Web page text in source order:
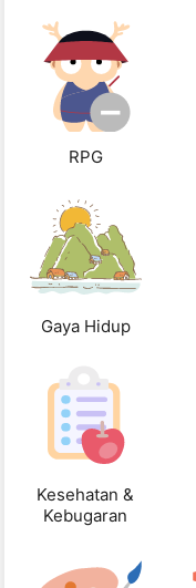
RPG
Gaya Hidup
Kesehatan &
Kebugaran